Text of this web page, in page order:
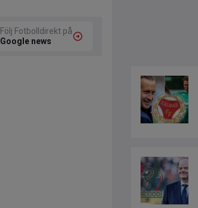
Följ Fotbolldirekt på
Google news